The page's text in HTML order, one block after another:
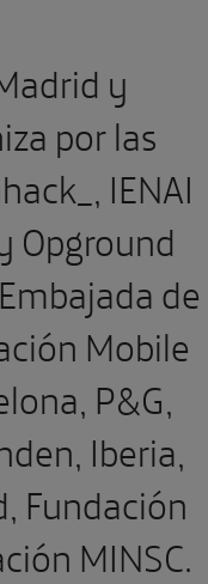
y
por las
IENAI
Opground
de
Mobile
P&G,
Iberia,
Fundación
MINSC.